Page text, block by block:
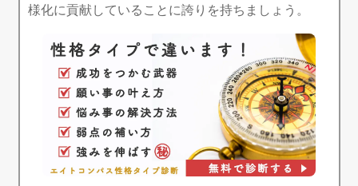
様化に貢献していることに誇りを持ちましょう。